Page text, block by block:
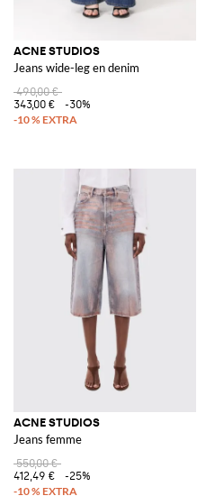
ACNE STUDIOS
Jeans wide-leg en denim
490,00 €
343,00 €
-30%
ACNE STUDIOS
Jeans femme
550,00 €
412,49 €
-25%